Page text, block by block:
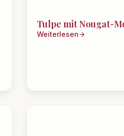
Tulpe mit Nougat-
Weiterlesen